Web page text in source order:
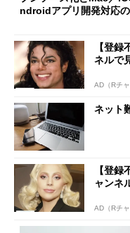
ndroidアプリ開発対応
【登
ネルで
AD（Rチャ
ネット
【登
ャンネ
AD（Rチャ